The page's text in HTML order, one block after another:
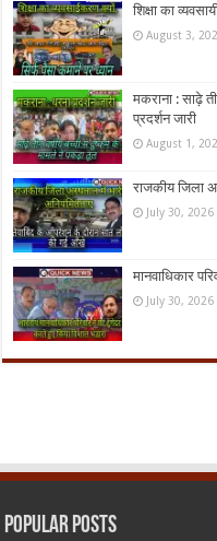
शिक्षा का
August 3,
मकराना : साढ़े
प्रदर्शन जारी
August 1,
राजकीय जिला
July 30, 2026
मानवाधिकार
July 30, 2026
Popular Posts